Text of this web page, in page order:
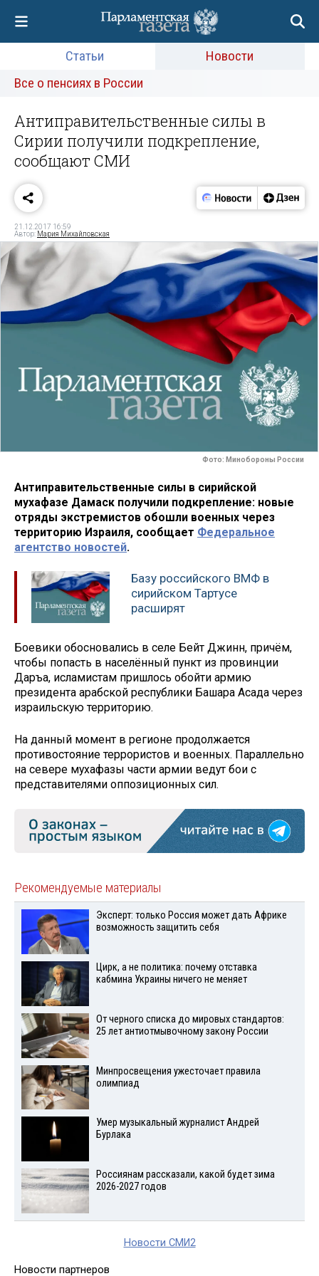
Статьи
Новости
Все о пенсиях в России
Антиправительственные силы в
Сирии получили подкрепление,
сообщают СМИ
21.12.2017 16:59
Автор: Мария Михайловская
Фото: Минобороны России
Антиправительственные силы в сирийской
мухафазе Дамаск получили подкрепление: новые
отряды экстремистов обошли военных через
территорию Израиля, сообщает Федеральное
агентство новостей.
Базу российского ВМФ в
сирийском Тартусе
расширят
Боевики обосновались в селе Бейт Джинн, причём,
чтобы попасть в населённый пункт из провинции
Даръа, исламистам пришлось обойти армию
президента арабской республики Башара Асада через
израильскую территорию.
На данный момент в регионе продолжается
противостояние террористов и военных. Параллельно
на севере мухафазы части армии ведут бои с
представителями оппозиционных сил.
Рекомендуемые материалы
Эксперт: только Россия может дать Африке
возможность защитить себя
Цирк, а не политика: почему отставка
кабмина Украины ничего не меняет
От черного списка до мировых стандартов:
25 лет антиотмывочному закону России
Минпросвещения ужесточает правила
олимпиад
Умер музыкальный журналист Андрей
Бурлака
Россиянам рассказали, какой будет зима
2026-2027 годов
Новости СМИ2
Новости партнеров